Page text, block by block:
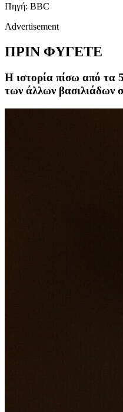
Πηγή: BBC
Advertisement
ΠΡΙΝ ΦΥΓΕΤΕ
Η ιστορία πίσω από τα
των άλλων βασιλιάδων